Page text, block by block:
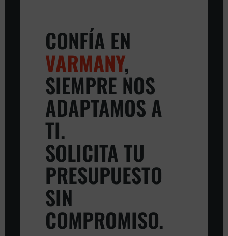
CONFÍA EN
VARMANY,
SIEMPRE NOS
ADAPTAMOS A
TI.
SOLICITA TU
PRESUPUESTO
SIN
COMPROMISO.